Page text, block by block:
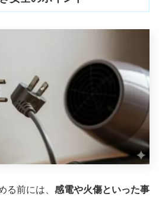
る前には、 感電や火傷といった事